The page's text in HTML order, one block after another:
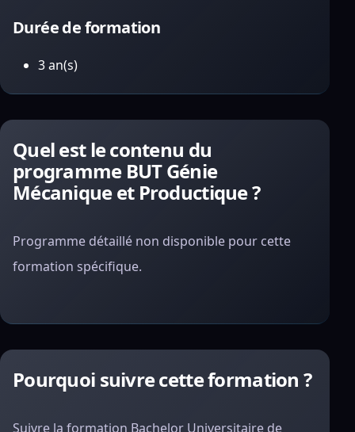
Durée de formation
3 an(s)
Quel est le contenu du
programme BUT Génie
Mécanique et Productique ?
Programme détaillé non disponible pour cette
formation spécifique.
Pourquoi suivre cette formation ?
Suivre la formation Bachelor Universitaire de